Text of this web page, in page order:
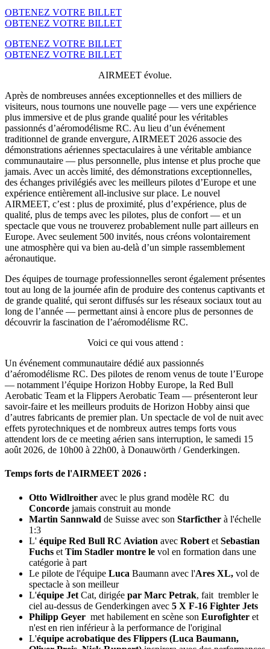
OBTENEZ VOTRE BILLET
OBTENEZ VOTRE BILLET
OBTENEZ VOTRE BILLET
OBTENEZ VOTRE BILLET
AIRMEET évolue.
Après de nombreuses années exceptionnelles et des milliers de
visiteurs, nous tournons une nouvelle page — vers une expérience
plus immersive et de plus grande qualité pour les véritables
passionnés d’aéromodélisme RC. Au lieu d’un événement
traditionnel de grande envergure, AIRMEET 2026 associe des
démonstrations aériennes spectaculaires à une véritable ambiance
communautaire — plus personnelle, plus intense et plus proche que
jamais. Avec un accès limité, des démonstrations exceptionnelles,
des échanges privilégiés avec les meilleurs pilotes d’Europe et une
expérience entièrement all-inclusive sur place. Le nouvel
AIRMEET, c’est : plus de proximité, plus d’expérience, plus de
qualité, plus de temps avec les pilotes, plus de confort — et un
spectacle que vous ne trouverez probablement nulle part ailleurs en
Europe. Avec seulement 500 invités, nous créons volontairement
une atmosphère qui va bien au-delà d’un simple rassemblement
aéronautique.
Des équipes de tournage professionnelles seront également présentes
tout au long de la journée afin de produire des contenus captivants et
de grande qualité, qui seront diffusés sur les réseaux sociaux tout au
long de l’année — permettant ainsi à encore plus de personnes de
découvrir la fascination de l’aéromodélisme RC.
Voici ce qui vous attend :
Un événement communautaire dédié aux passionnés
d’aéromodélisme RC. Des pilotes de renom venus de toute l’Europe
— notamment l’équipe Horizon Hobby Europe, la Red Bull
Aerobatic Team et la Flippers Aerobatic Team — présenteront leur
savoir-faire et les meilleurs produits de Horizon Hobby ainsi que
d’autres fabricants de premier plan. Un spectacle de vol de nuit avec
effets pyrotechniques et de nombreux autres temps forts vous
attendent lors de ce meeting aérien sans interruption, le samedi 15
août 2026, de 10h00 à 22h00, à Donauwörth / Genderkingen.
Temps forts de l'AIRMEET 2026 :
Otto Widlroither avec le plus grand modèle RC du
Concorde jamais construit au monde
Martin Sannwald de Suisse avec son Starficther à l'échelle
1:3
L' équipe Red Bull RC Aviation avec Robert et Sebastian
Fuchs et Tim Stadler montre le vol en formation dans une
catégorie à part
Le pilote de l'équipe Luca Baumann avec l'Ares XL, vol de
spectacle à son meilleur
L'équipe Jet Cat, dirigée par Marc Petrak, fait trembler le
ciel au-dessus de Genderkingen avec 5 X F-16 Fighter Jets
Philipp Geyer met habilement en scène son Eurofighter et
n'est en rien inférieur à la performance de l'original
L'équipe acrobatique des Flippers (Luca Baumann,